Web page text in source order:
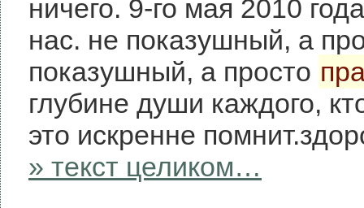
ничего. 9-го мая 2010
нас. не показушный, а
показушный, а просто
глубине души каждого,
это искренне
» текст целиком…